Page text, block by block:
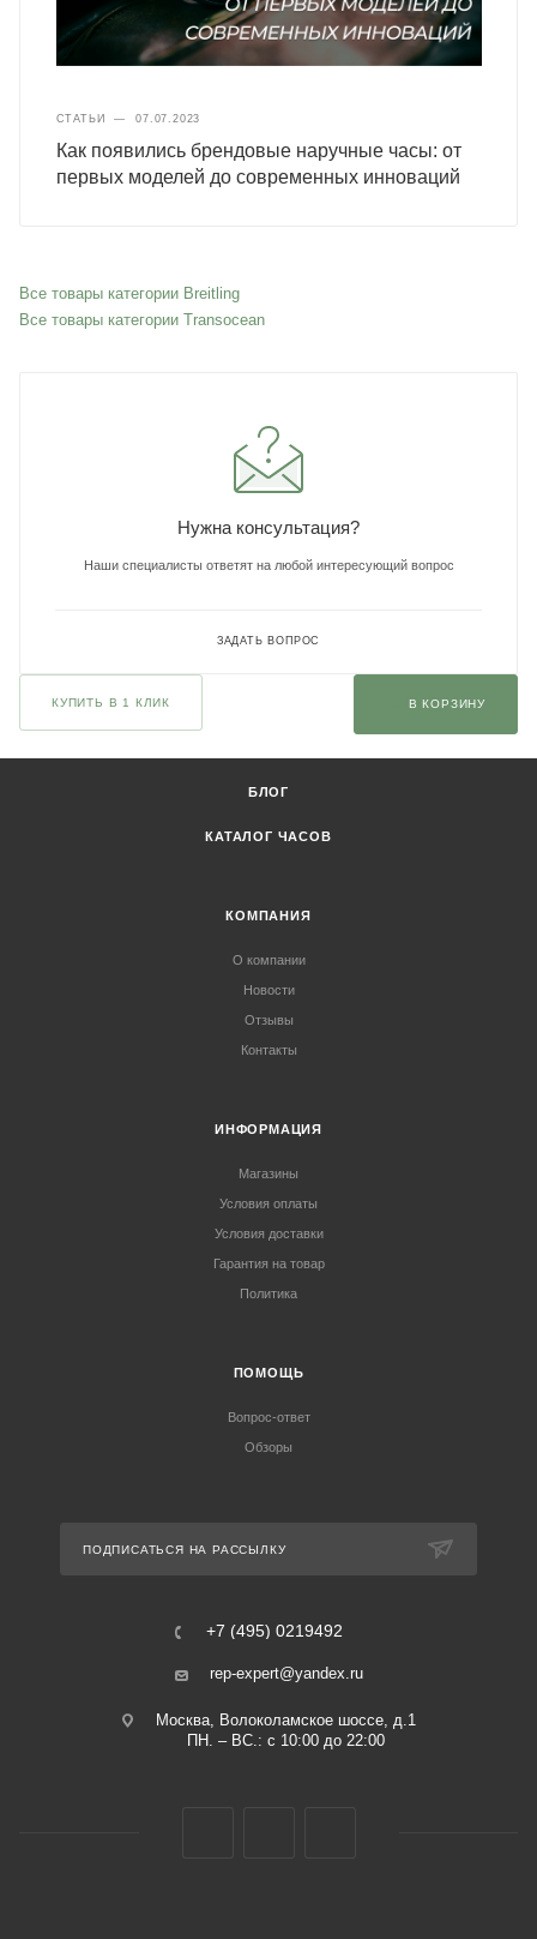
СТАТЬИ — 07.07.2023
Как появились брендовые наручные часы: от
первых моделей до современных инноваций
Все товары категории Breitling
Все товары категории Transocean
Нужна консультация?
Наши специалисты ответят на любой интересующий вопрос
ЗАДАТЬ ВОПРОС
КУПИТЬ В 1 КЛИК В КОРЗИНУ
БЛОГ
КАТАЛОГ ЧАСОВ
КОМПАНИЯ
О компании
Новости
Отзывы
Контакты
ИНФОРМАЦИЯ
Магазины
Условия оплаты
Условия доставки
Гарантия на товар
Политика
ПОМОЩЬ
Вопрос-ответ
Обзоры
ПОДПИСАТЬСЯ НА РАССЫЛКУ
+7 (495) 0219492
rep-expert@yandex.ru
Москва, Волоколамское шоссе, д.1
ПН. – ВС.: с 10:00 до 22:00